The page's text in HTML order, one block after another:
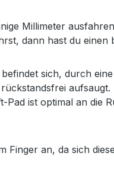
Millimeter
dann hast du
sich, durch
ist optimal an die
Finger an, da sich